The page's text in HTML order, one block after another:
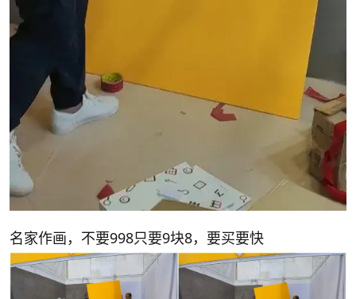
名家作画，不要998只要9块8，要买要快